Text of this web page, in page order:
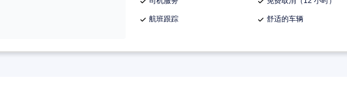
航班跟踪 舒适的车辆